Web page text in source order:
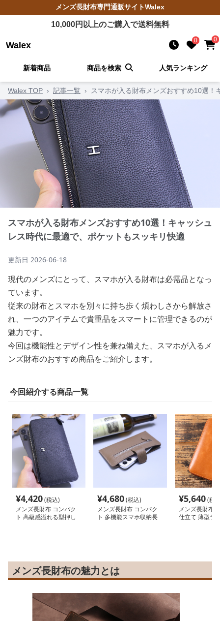
メンズ長財布専門通販サイトWalex
10,000円以上のご購入で送料無料
Walex 0 0
新着商品 商品を検索 人気ランキング
Walex TOP › 記事一覧 › スマホが入る財布メンズおすすめ10選
スマホが入る財布メンズおすすめ10選！キャッシュ
レス時代に最適で、ポケットもスッキリ快適
更新日 2026-06-18
現代のメンズにとって、スマホが入る財布は必需品となっ
ています。
従来の財布とスマホを別々に持ち歩く煩わしさから解放さ
れ、一つのアイテムで貴重品をスマートに管理できるのが
魅力です。
今回は機能性とデザイン性を兼ね備えた、スマホが入るメ
ンズ財布のおすすめ商品をご紹介します。
今回紹介する商品一覧
¥4,420(税込)
メンズ長財布 コンパク
ト 高級感溢れる型押し
¥4,680(税込)
メンズ長財布 コンパク
ト 多機能スマホ収納長
¥5,640(税
メンズ長財布
仕立て 薄型ラ
メンズ長財布の魅力とは